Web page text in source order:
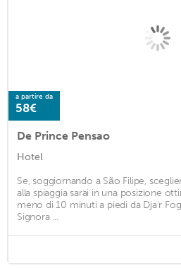
a partire da
58€
De Prince Pensao
Hotel
Se, soggiornando a São Filipe,
alla spiaggia sarai in una posizione
meno di 10 minuti a piedi da Dja'r
Signora ...